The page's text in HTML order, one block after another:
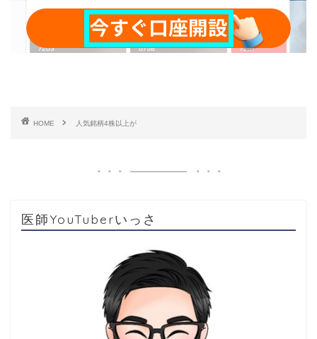
HOME 人気銘柄4株以上が
医師YouTuberいっさ